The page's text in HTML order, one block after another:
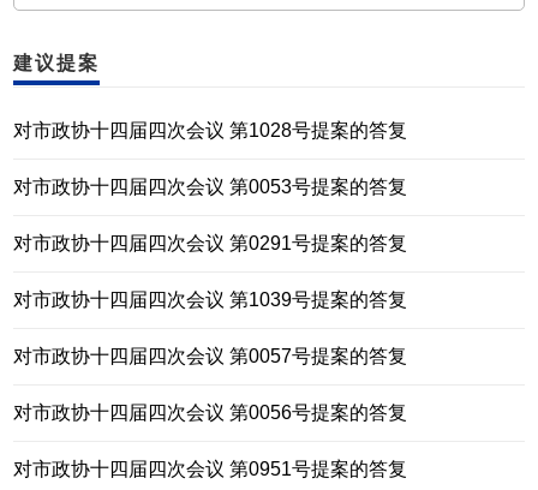
建议提案
对市政协十四届四次会议 第1028号提案的答复
对市政协十四届四次会议 第0053号提案的答复
对市政协十四届四次会议 第0291号提案的答复
对市政协十四届四次会议 第1039号提案的答复
对市政协十四届四次会议 第0057号提案的答复
对市政协十四届四次会议 第0056号提案的答复
对市政协十四届四次会议 第0951号提案的答复